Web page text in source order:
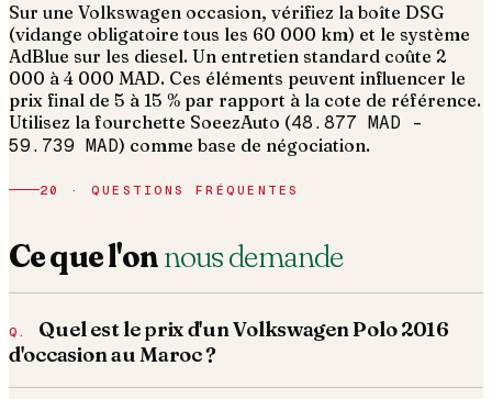
Sur une Volkswagen occasion, vérifiez la boîte DSG
(vidange obligatoire tous les 60 000 km) et le système
AdBlue sur les diesel. Un entretien standard coûte 2
000 à 4 000 MAD. Ces éléments peuvent influencer le
prix final de 5 à 15 % par rapport à la cote de référence.
Utilisez la fourchette SoeezAuto (48.877 MAD –
59.739 MAD) comme base de négociation.
20 · QUESTIONS FRÉQUENTES
Ce que l'onnous demande
Quel est le prix d'un Volkswagen Polo 2016
d'occasion au Maroc ?